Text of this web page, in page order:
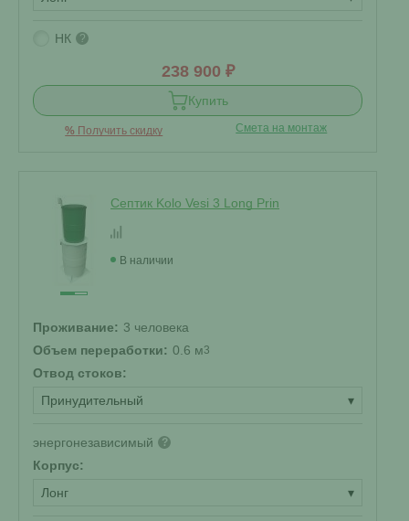
НК ?
238 900 ₽
Купить
% Получить скидку Смета на монтаж
Септик Kolo Vesi 3 Long Prin
В наличии
Проживание: 3 человека
Объем переработки: 0.6 м3
Отвод стоков:
Принудительный
▾
энергонезависимый ?
Корпус:
Лонг
▾